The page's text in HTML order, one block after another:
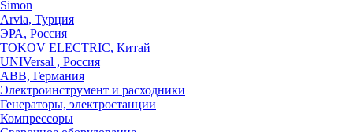
Simon
Arvia, Турция
ЭРА, Россия
TOKOV ELECTRIC, Китай
UNIVersal , Россия
ABB, Германия
Электроинструмент и расходники
Генераторы, электростанции
Компрессоры